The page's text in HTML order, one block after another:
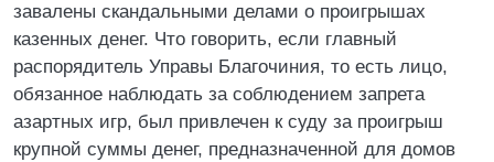
завалены скандальными делами о проигрышах
казенных денег. Что говорить, если главный
распорядитель Управы Благочиния, то есть лицо,
обязанное наблюдать за соблюдением запрета
азартных игр, был привлечен к суду за проигрыш
крупной суммы денег, предназначенной для домов